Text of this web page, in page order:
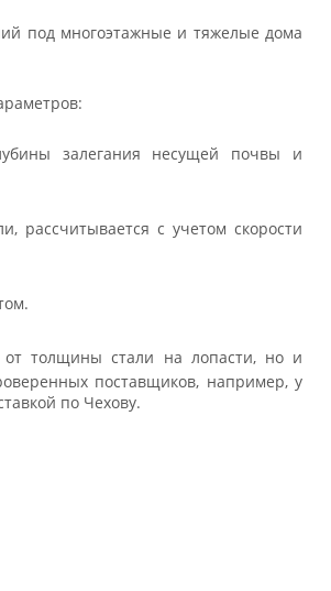
под многоэтажные и тяжелые дома
залегания несущей почвы и
рассчитывается с учетом скорости
от толщины стали на лопасти, но и
поставщиков, например, у
по Чехову.